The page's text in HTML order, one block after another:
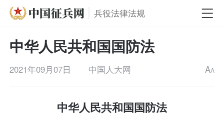
兵役法律法规
中华人民共和国国防法
2021年09月07日 中国人大网 AA
中华人民共和国国防法